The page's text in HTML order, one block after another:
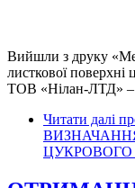
Вийшли з друку
листкової
ТОВ «Нілан-ЛТД» –
Читати далі
ЦУКРОВОГО